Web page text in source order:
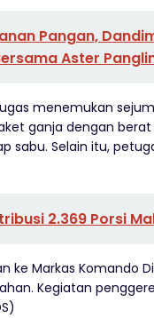
Pangan,
Aster
menemukan
ganja dengan
sabu. Selain itu,
2.369 Porsi
ke Markas Komando
Kegiatan